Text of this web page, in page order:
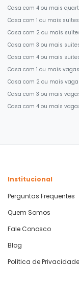
Casa com 4 ou mais
Casa com 1 ou mais
Casa com 2 ou mais
Casa com 3 ou mais
Casa com 4 ou mais
Casa com 1 ou mais
Casa com 2 ou mais
Casa com 3 ou mais
Casa com 4 ou mais
Institucional
Perguntas Frequentes
Quem Somos
Fale Conosco
Blog
Política de Privacidade